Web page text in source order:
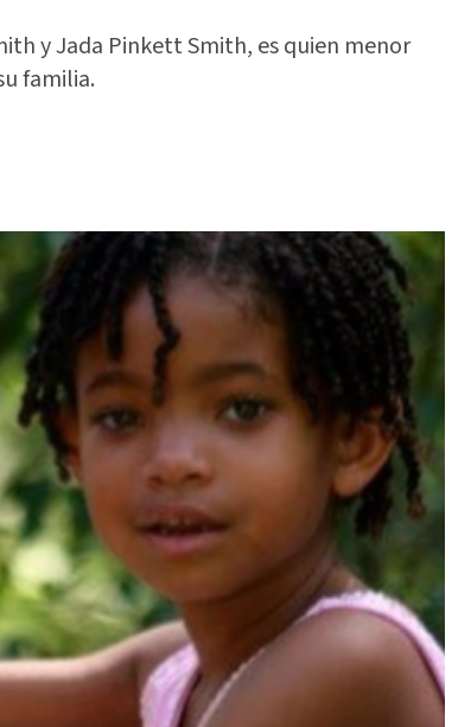
y Jada Pinkett Smith, es quien menor
familia.